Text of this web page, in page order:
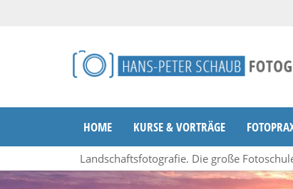
HOME KURSE & VORTRÄGE
Landschaftsfotografie. Die große